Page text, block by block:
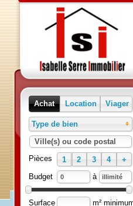
Achat Location Viager
Type de bien
Ville(s) ou code postal
1 2 3 4
+
Budget
à